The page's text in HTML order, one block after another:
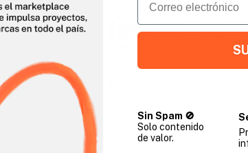
Vendido Por:
Agencia Global
Sin Spam 🚫
Solo contenido
de valor.